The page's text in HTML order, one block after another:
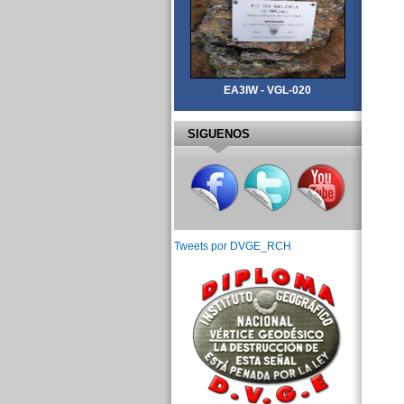
EA3IW - VGL-020
SIGUENOS
Tweets por DVGE_RCH